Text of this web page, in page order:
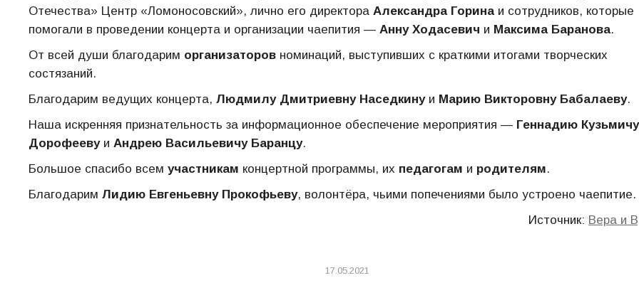
Отечества» Центр «Ломоносовский», лично его директора Александра Горинаи сотрудников, которые
помогали в проведении концерта и организации чаепития — Анну Ходасевич и Максима Баранова.
От всей души благодарим организаторов номинаций, выступивших с краткими итогами творческих
состязаний.
Благодарим ведущих концерта, Людмилу Дмитриевну Наседкинуи Марию Викторовну Бабалаеву.
Наша искренняя признательность за информационное обеспечение мероприятия — Геннадию Кузьмичу
Дорофеевуи Андрею Васильевичу Баранцу.
Большое спасибо всем участникам концертной программы, их педагогам и родителям.
Благодарим Лидию Евгеньевну Прокофьеву, волонтёра, чьими попечениями было устроено чаепитие.
Источник: Вера и
17.05.2021